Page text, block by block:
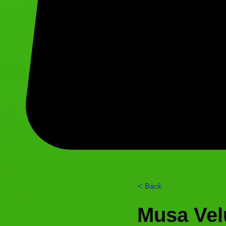
< Back
Musa